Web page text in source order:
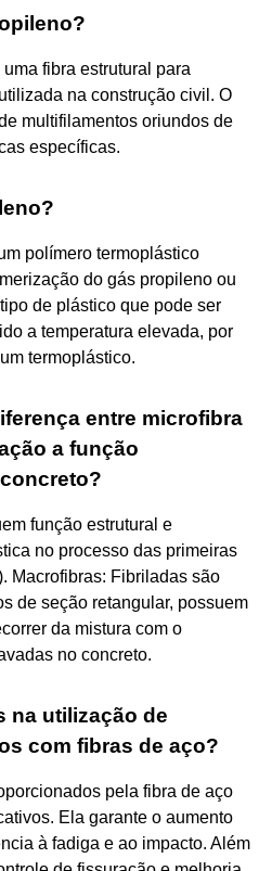
fibra estrutural para
na construção civil. O
multifilamentos oriundos de
específicas.
polímero termoplástico
do gás propileno ou
de plástico que pode ser
a temperatura elevada, por
termoplástico.
entre microfibra
a função
função estrutural e
no processo das primeiras
Macrofibras: Fibriladas são
de seção retangular, possuem
da mistura com o
no concreto.
na utilização de
com fibras de aço?
pela fibra de aço
Ela garante o aumento
à fadiga e ao impacto. Além